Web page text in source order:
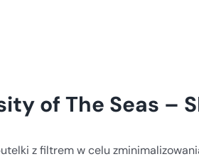
of The Seas –
z filtrem w celu